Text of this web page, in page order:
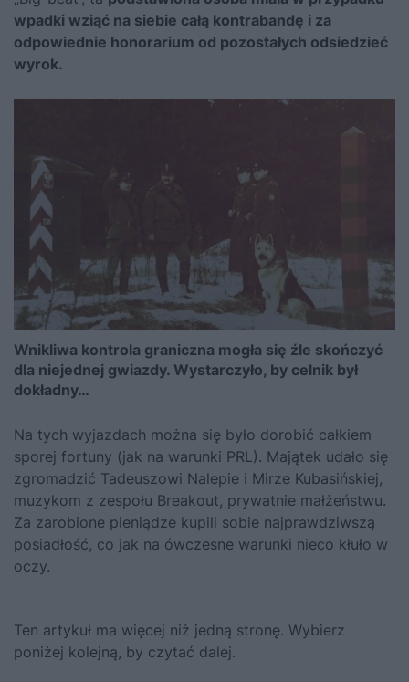
wpadki wziąć na siebie całą kontrabandę i za
odpowiednie honorarium od pozostałych odsiedzieć
wyrok.
Wnikliwa kontrola graniczna mogła się źle skończyć
dla niejednej gwiazdy. Wystarczyło, by celnik był
dokładny…
Na tych wyjazdach można się było dorobić całkiem
sporej fortuny (jak na warunki PRL). Majątek udało się
zgromadzić Tadeuszowi Nalepie i Mirze Kubasińskiej,
muzykom z zespołu Breakout, prywatnie małżeństwu.
Za zarobione pieniądze kupili sobie najprawdziwszą
posiadłość, co jak na ówczesne warunki nieco kłuło w
oczy.
Ten artykuł ma więcej niż jedną stronę. Wybierz
poniżej kolejną, by czytać dalej.